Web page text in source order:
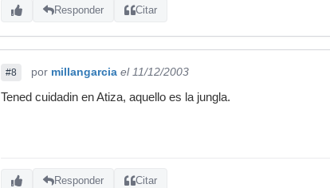
Responder Citar
#8 por millangarcia el 11/12/2003
Tened cuidadin en Atiza, aquello es la jungla.
Responder Citar